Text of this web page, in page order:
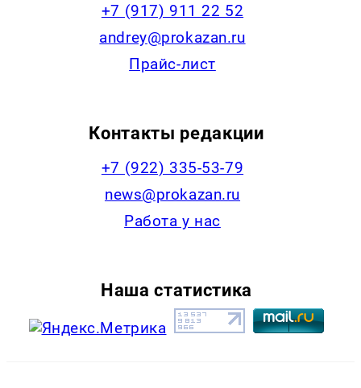
+7 (917) 911 22 52
andrey@prokazan.ru
Прайс-лист
Контакты редакции
+7 (922) 335-53-79
news@prokazan.ru
Работа у нас
Наша статистика